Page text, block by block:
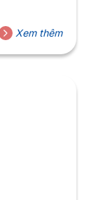
Xem thêm